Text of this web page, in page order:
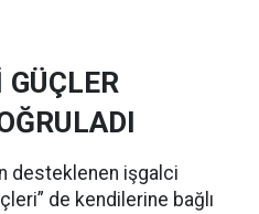
GÜÇLER
desteklenen işgalci
de kendilerine bağlı